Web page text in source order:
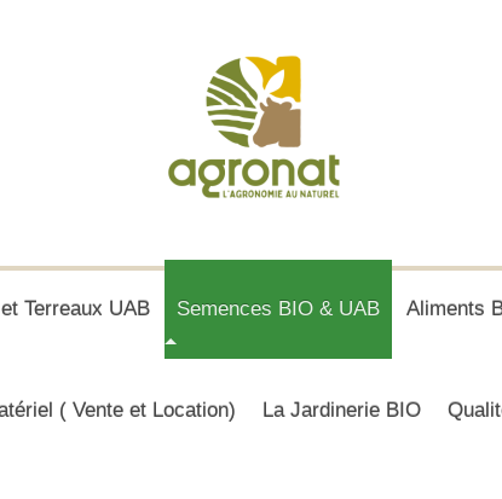
Terreaux UAB Semences BIO & UAB Aliments
( Vente et Location) La Jardinerie BIO